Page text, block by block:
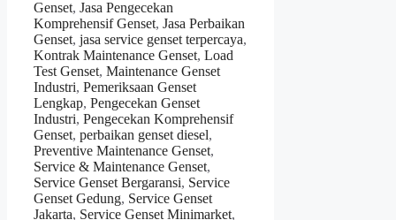
Genset, Jasa Pengecekan
Komprehensif Genset, Jasa Perbaikan
Genset, jasa service genset terpercaya,
Kontrak Maintenance Genset, Load
Test Genset, Maintenance Genset
Industri, Pemeriksaan Genset
Lengkap, Pengecekan Genset
Industri, Pengecekan Komprehensif
Genset, perbaikan genset diesel,
Preventive Maintenance Genset,
Service & Maintenance Genset,
Service Genset Bergaransi, Service
Genset Gedung, Service Genset
Jakarta, Service Genset Minimarket,